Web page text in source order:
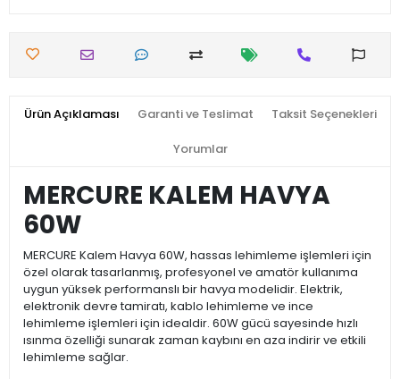
Ürün Açıklaması Garanti ve Teslimat Taksit Seçenekleri
Yorumlar
MERCURE KALEM HAVYA
60W
MERCURE Kalem Havya 60W, hassas lehimleme işlemleri için
özel olarak tasarlanmış, profesyonel ve amatör kullanıma
uygun yüksek performanslı bir havya modelidir. Elektrik,
elektronik devre tamiratı, kablo lehimleme ve ince
lehimleme işlemleri için idealdir. 60W gücü sayesinde hızlı
ısınma özelliği sunarak zaman kaybını en aza indirir ve etkili
lehimleme sağlar.